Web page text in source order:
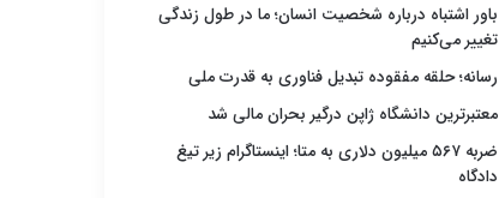
باور اشتباه درباره شخصیت انسان؛ ما در طول زندگی
تغییر می‌کنیم
رسانه؛ حلقه مفقوده تبدیل فناوری به قدرت ملی
معتبرترین دانشگاه ژاپن درگیر بحران مالی شد
ضربه ۵۶۷ میلیون دلاری به متا؛ اینستاگرام زیر تیغ
دادگاه